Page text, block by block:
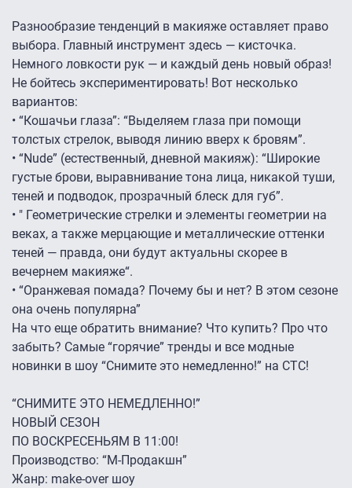
Разнообразие тенденций в макияже оставляет право
выбора. Главный инструмент здесь — кисточка.
Немного ловкости рук — и каждый день новый образ!
Не бойтесь экспериментировать! Вот несколько
вариантов:
• “Кошачьи глаза”: “Выделяем глаза при помощи
толстых стрелок, выводя линию вверх к бровям”.
• “Nude” (естественный, дневной макияж): “Широкие
густые брови, выравнивание тона лица, никакой туши,
теней и подводок, прозрачный блеск для губ”.
• " Геометрические стрелки и элементы геометрии на
веках, а также мерцающие и металлические оттенки
теней — правда, они будут актуальны скорее в
вечернем макияже“.
• “Оранжевая помада? Почему бы и нет? В этом сезоне
она очень популярна”
На что еще обратить внимание? Что купить? Про что
забыть? Самые “горячие” тренды и все модные
новинки в шоу “Снимите это немедленно!” на СТС!
“СНИМИТЕ ЭТО НЕМЕДЛЕННО!”
НОВЫЙ СЕЗОН
ПО ВОСКРЕСЕНЬЯМ В 11:00!
Производство: “М-Продакшн”
Жанр: make-over шоу